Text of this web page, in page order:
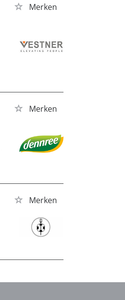
Merken
Merken
Merken